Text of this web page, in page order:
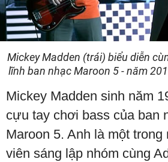
Mickey Madden (trái) biểu diễn
lĩnh ban nhạc Maroon 5 - năm
Mickey Madden sinh năm
cựu tay chơi bass của ban
Maroon 5. Anh là một trong
viên sáng lập nhóm cùng